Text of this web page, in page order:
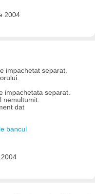
2004
impachetat separat.
impachetata separat.
nemultumit.
dat
bancul